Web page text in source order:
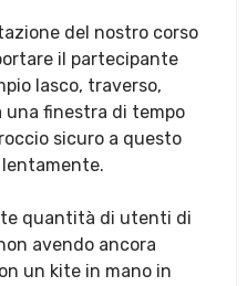
del nostro corso
il partecipante
lasco, traverso,
una finestra di tempo
sicuro a questo
quantità di utenti di
avendo ancora
un kite in mano in